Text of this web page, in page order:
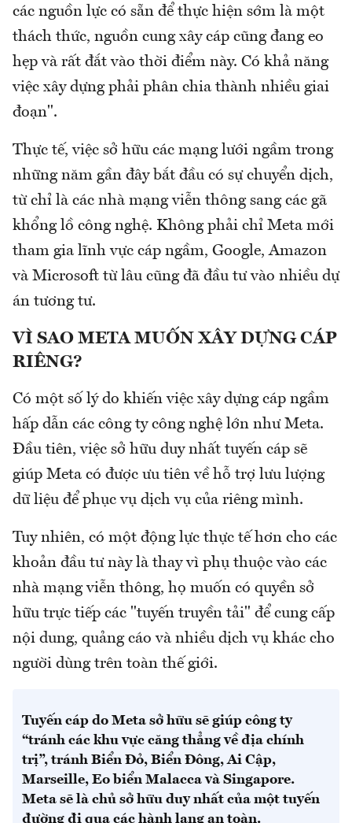
các nguồn lực có sẵn để thực hiện sớm là một
thách thức, nguồn cung xây cáp cũng đang eo
hẹp và rất đắt vào thời điểm này. Có khả năng
việc xây dựng phải phân chia thành nhiều giai
đoạn".
Thực tế, việc sở hữu các mạng lưới ngầm trong
những năm gần đây bắt đầu có sự chuyển dịch,
từ chỉ là các nhà mạng viễn thông sang các gã
khổng lồ công nghệ. Không phải chỉ Meta mới
tham gia lĩnh vực cáp ngầm, Google, Amazon
và Microsoft từ lâu cũng đã đầu tư vào nhiều dự
án tương tư.
VÌ SAO META MUỐN XÂY DỰNG CÁP
RIÊNG?
Có một số lý do khiến việc xây dựng cáp ngầm
hấp dẫn các công ty công nghệ lớn như Meta.
Đầu tiên, việc sở hữu duy nhất tuyến cáp sẽ
giúp Meta có được ưu tiên về hỗ trợ lưu lượng
dữ liệu để phục vụ dịch vụ của riêng mình.
Tuy nhiên, có một động lực thực tế hơn cho các
khoản đầu tư này là thay vì phụ thuộc vào các
nhà mạng viễn thông, họ muốn có quyền sở
hữu trực tiếp các "tuyến truyền tải" để cung cấp
nội dung, quảng cáo và nhiều dịch vụ khác cho
người dùng trên toàn thế giới.
Tuyến cáp do Meta sở hữu sẽ giúp công ty
“tránh các khu vực căng thẳng về địa chính
trị”, tránh Biển Đỏ, Biển Đông, Ai Cập,
Marseille, Eo biển Malacca và Singapore.
Meta sẽ là chủ sở hữu duy nhất của một tuyến
đường đi qua các hành lang an toàn.